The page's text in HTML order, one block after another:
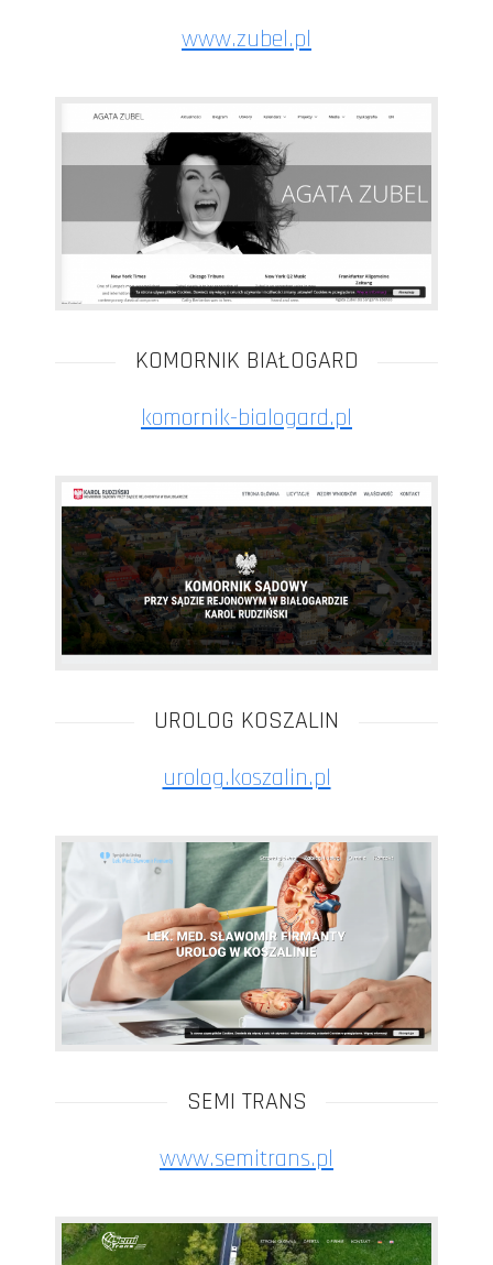
www.zubel.pl
KOMORNIK BIAŁOGARD
komornik-bialogard.pl
UROLOG KOSZALIN
urolog.koszalin.pl
SEMI TRANS
www.semitrans.pl